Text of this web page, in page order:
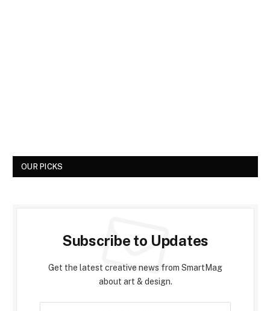
OUR PICKS
Subscribe to Updates
Get the latest creative news from SmartMag
about art & design.